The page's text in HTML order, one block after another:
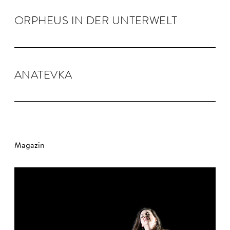
OR­PHEUS IN DER UN­TER­WELT
ANA­TEVKA
Magazin